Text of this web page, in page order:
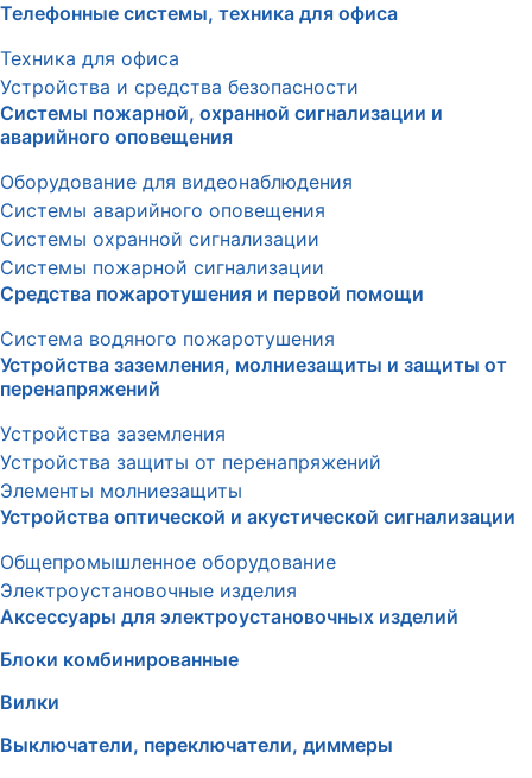
Телефонные системы, техника для офиса
Техника для офиса
Устройства и средства безопасности
Системы пожарной, охранной сигнализации и
аварийного оповещения
Оборудование для видеонаблюдения
Системы аварийного оповещения
Системы охранной сигнализации
Системы пожарной сигнализации
Средства пожаротушения и первой помощи
Система водяного пожаротушения
Устройства заземления, молниезащиты и защиты от
перенапряжений
Устройства заземления
Устройства защиты от перенапряжений
Элементы молниезащиты
Устройства оптической и акустической сигнализации
Общепромышленное оборудование
Электроустановочные изделия
Аксессуары для электроустановочных изделий
Блоки комбинированные
Вилки
Выключатели, переключатели, диммеры